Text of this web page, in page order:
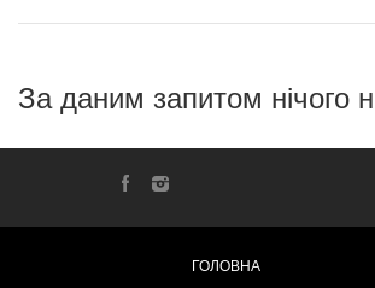
За даним запитом нічого
ГОЛОВНА